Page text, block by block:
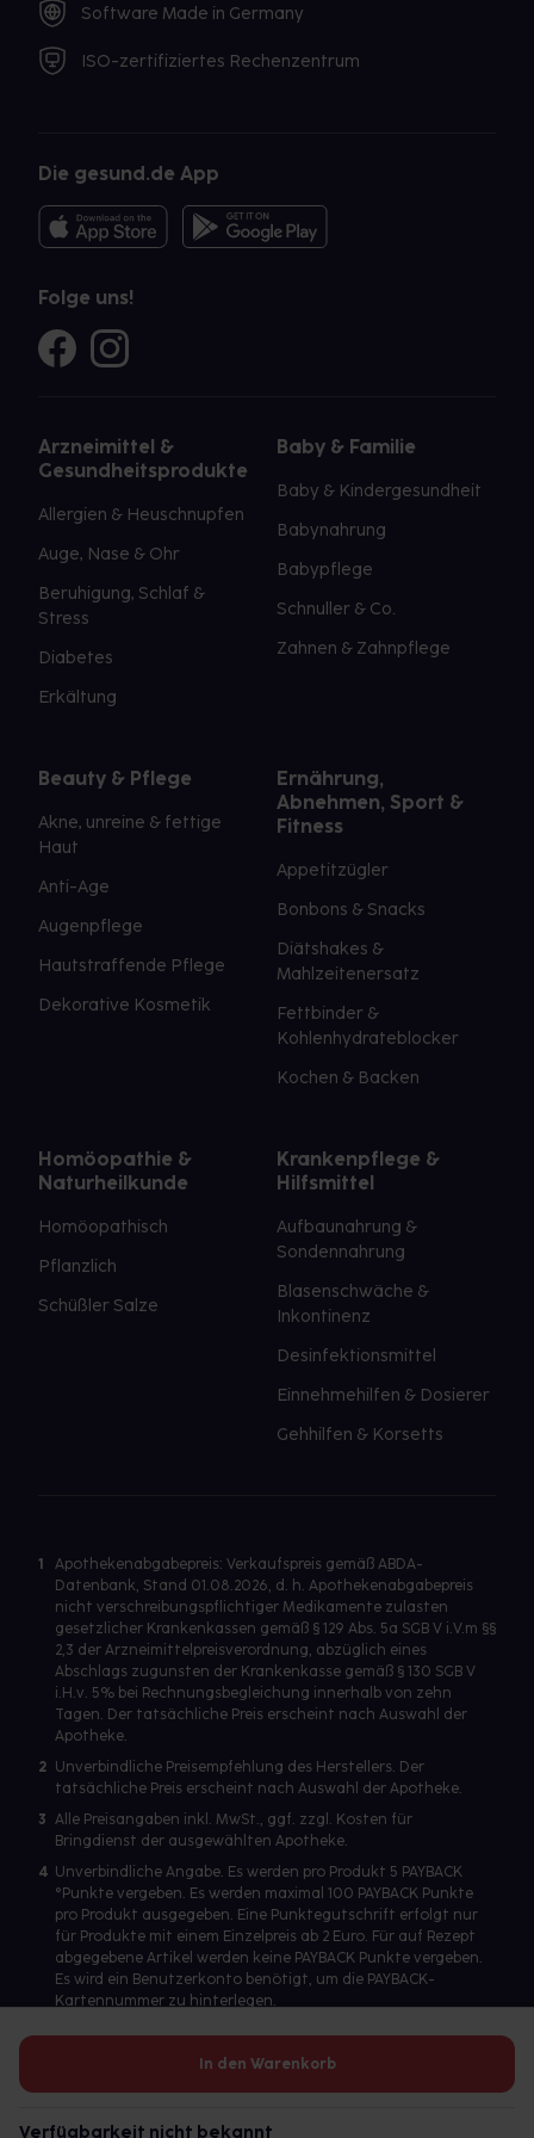
In den Warenkorb
Verfügbarkeit nicht bekannt
Software Made in Germany
ISO-zertifiziertes Rechenzentrum
Die gesund.de App
Folge uns!
Arzneimittel &
Gesundheitsprodukte
Allergien & Heuschnupfen
Auge, Nase & Ohr
Beruhigung, Schlaf &
Stress
Diabetes
Erkältung
Baby & Familie
Baby & Kindergesundheit
Babynahrung
Babypflege
Schnuller & Co.
Zahnen & Zahnpflege
Beauty & Pflege
Akne, unreine & fettige
Haut
Anti-Age
Augenpflege
Hautstraffende Pflege
Dekorative Kosmetik
Ernährung,
Abnehmen, Sport &
Fitness
Appetitzügler
Bonbons & Snacks
Diätshakes &
Mahlzeitenersatz
Fettbinder &
Kohlenhydrateblocker
Kochen & Backen
Homöopathie &
Naturheilkunde
Homöopathisch
Pflanzlich
Schüßler Salze
Krankenpflege &
Hilfsmittel
Aufbaunahrung &
Sondennahrung
Blasenschwäche &
Inkontinenz
Desinfektionsmittel
Einnehmehilfen & Dosierer
Gehhilfen & Korsetts
1
Apothekenabgabepreis: Verkaufspreis gemäß ABDA-
Datenbank, Stand 01.08.2026, d. h. Apothekenabgabepreis
nicht verschreibungspflichtiger Medikamente zulasten
gesetzlicher Krankenkassen gemäß § 129 Abs. 5a SGB V i.V.m §§
2,3 der Arzneimittelpreisverordnung, abzüglich eines
Abschlags zugunsten der Krankenkasse gemäß § 130 SGB V
i.H.v. 5% bei Rechnungsbegleichung innerhalb von zehn
Tagen. Der tatsächliche Preis erscheint nach Auswahl der
Apotheke.
2 Unverbindliche Preisempfehlung des Herstellers. Der
tatsächliche Preis erscheint nach Auswahl der Apotheke.
3 Alle Preisangaben inkl. MwSt., ggf. zzgl. Kosten für
Bringdienst der ausgewählten Apotheke.
4 Unverbindliche Angabe. Es werden pro Produkt 5 PAYBACK
°Punkte vergeben. Es werden maximal 100 PAYBACK Punkte
pro Produkt ausgegeben. Eine Punktegutschrift erfolgt nur
für Produkte mit einem Einzelpreis ab 2 Euro. Für auf Rezept
abgegebene Artikel werden keine PAYBACK Punkte vergeben.
Es wird ein Benutzerkonto benötigt, um die PAYBACK-
Kartennummer zu hinterlegen.
Betreiber des Portals und verantwortlich: gesund.de GmbH &